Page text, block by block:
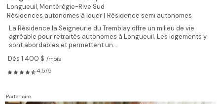
Longueuil,Montérégie-Rive Sud
Résidences autonomes à louer | Résidence semi autonomes
La Résidence la Seigneurie du Tremblay offre un milieu de vie
agréable pour retraités autonomes à Longueuil. Les logements y
sont abordables et permettent un...
Dès 1 400 $ /mois
4.5/5
Partenaire